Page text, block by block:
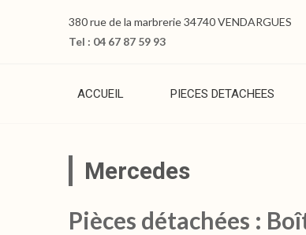
380 rue de la marbrerie 34740 VENDARGUES
Tel : 04 67 87 59 93
ACCUEIL PIECES DETACHEES
Mercedes
Pièces détachées :